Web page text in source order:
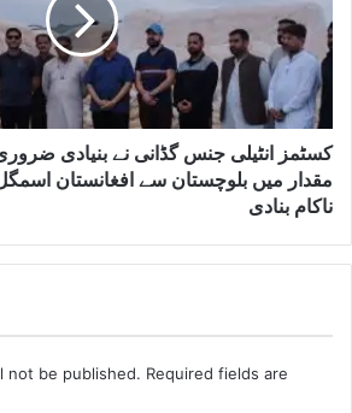
کسٹمز انٹیلی جنس گڈانی نے بنیادی
مقدار میں بلوچستان سے افغانستان
ناکام بنادی
not be published. Required fields are